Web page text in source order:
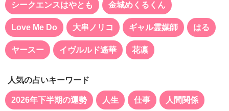
シークエンスはやとも 金城めくるくん
Love Me Do 大串ノリコ ギャル霊媒師 はる
ヤースー イヴルルド遙華 花凛
人気の占いキーワード
2026年下半期の運勢 人生 仕事 人間関係